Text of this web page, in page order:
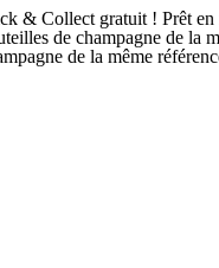
Skip
to
content
& Collect gratuit ! Prêt
de champagne de la
de la même